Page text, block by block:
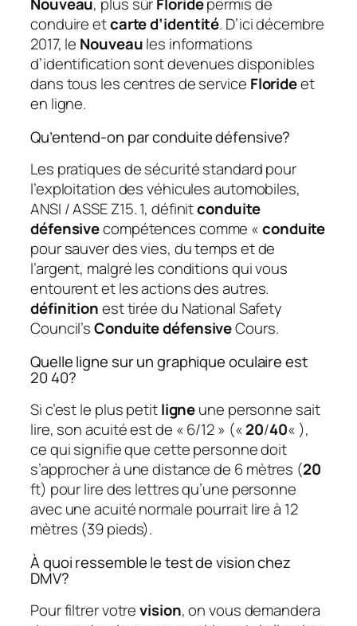
conduire etcarte d’identité. D’ici décembre
2017, le Nouveaules informations
d’identification sont devenues disponibles
dans tous les centres de service Florideet
en ligne.
Qu’entend-on par conduite défensive?
Les pratiques de sécurité standard pour
l’exploitation des véhicules automobiles,
ANSI / ASSE Z15. 1, définitconduite
défensivecompétences comme «conduite
pour sauver des vies, du temps et de
l’argent, malgré les conditions qui vous
entourent et les actions des autres.
définitionest tirée du National Safety
Council’sConduite défensiveCours.
Quelle ligne sur un graphique oculaire est
20 40?
Si c’est le plus petitligneune personne sait
lire, son acuité est de « 6/12 » («20/40« ),
ce qui signifie que cette personne doit
s’approcher à une distance de 6 mètres (20
ft) pour lire des lettres qu’une personne
avec une acuité normale pourrait lire à 12
mètres (39 pieds).
À quoi ressemble le test de vision chez
DMV?
Pour filtrer votrevision, on vous demandera